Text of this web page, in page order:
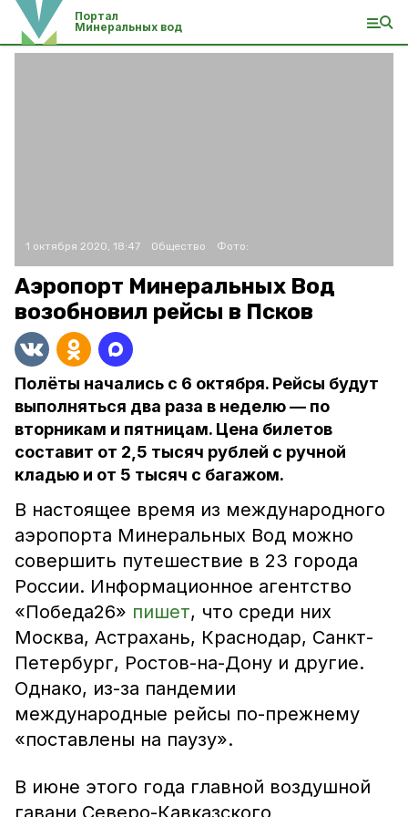
Портал
Минеральных вод
1 октября 2020, 18:47 Общество Фото:
Аэропорт Минеральных Вод
возобновил рейсы в Псков
Полёты начались с 6 октября. Рейсы будут
выполняться два раза в неделю — по
вторникам и пятницам. Цена билетов
составит от 2,5 тысяч рублей с ручной
кладью и от 5 тысяч с багажом.
В настоящее время из международного
аэропорта Минеральных Вод можно
совершить путешествие в 23 города
России. Информационное агентство
«Победа26» пишет, что среди них
Москва, Астрахань, Краснодар, Санкт-
Петербург, Ростов-на-Дону и другие.
Однако, из-за пандемии
международные рейсы по-прежнему
«поставлены на паузу».
В июне этого года главной воздушной
гавани Северо-Кавказского